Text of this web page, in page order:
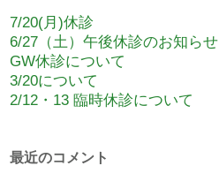
7/20(月)休診
6/27（土）午後休診のお知らせ
GW休診について
3/20について
2/12・13 臨時休診について
最近のコメント